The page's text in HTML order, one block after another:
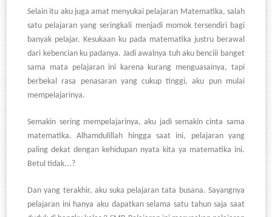
Selain itu aku juga amat menyukai pelajaran Matematika, salah
satu pelajaran yang seringkali menjadi momok tersendiri bagi
banyak pelajar. Kesukaan ku pada matematika justru berawal
dari kebencian ku padanya. Jadi awalnya tuh aku benciii banget
sama mata pelajaran ini karena kurang menguasainya, tapi
berbekal rasa penasaran yang cukup tinggi, aku pun mulai
mempelajarinya.
Semakin sering mempelajarinya, aku jadi semakin cinta sama
matematika. Alhamdulillah hingga saat ini, pelajaran yang
paling dekat dengan kehidupan nyata kita ya matematika ini.
Betul tidak...?
Dan yang terakhir, aku suka pelajaran tata busana. Sayangnya
pelajaran ini hanya aku dapatkan selama satu tahun saja saat